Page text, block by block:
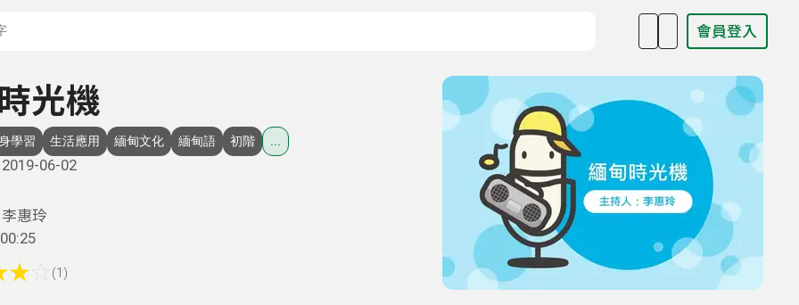
會員登入
光機
學習 生活應用 緬甸文化 緬甸語 初階
2019-06-02
李惠玲
★ (1)